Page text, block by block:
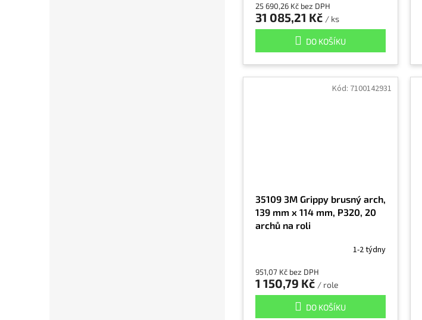
25 690,26 Kč bez DPH
31 085,21 Kč / ks
DO KOŠÍKU
35109 3M Grippy brusný arch,
139 mm x 114 mm, P320, 20
archů na roli
1-2 týdny
951,07 Kč bez DPH
1 150,79 Kč / role
DO KOŠÍKU
Kód: 7100142931